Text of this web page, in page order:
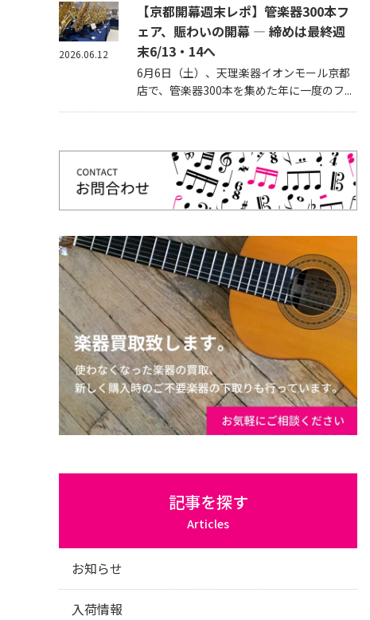
【京都開幕週末レポ】管楽器300本フ
ェア、賑わいの開幕 — 締めは最終週
末6/13・14へ
6月6日（土）、天理楽器イオンモール京都
店で、管楽器300本を集めた年に一度のフ...
2026.06.12
記事を探す
Articles
お知らせ
入荷情報